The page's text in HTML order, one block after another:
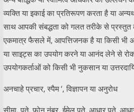
व्यक्ति या इकाई का प्रतिरूपण करता है या
साथ आपकी संबद्धता को गलत तरीके से प्रस्तुत
एकमात्र फैसले में, आपत्तिजनक है या किसी भी
या साइट्स का उपयोग करने या आनंद लेने से
उपयोगकर्ताओं को किसी भी नुकसान या
अनचाहे प्रचार, स्पैम ‘, विज्ञापन या अनुरोध